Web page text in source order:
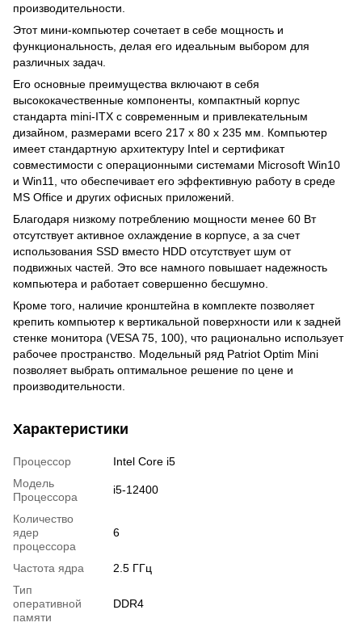
производительности.
Этот мини-компьютер сочетает в себе мощность и
функциональность, делая его идеальным выбором для
различных задач.
Его основные преимущества включают в себя
высококачественные компоненты, компактный корпус
стандарта mini-ITX с современным и привлекательным
дизайном, размерами всего 217 x 80 x 235 мм. Компьютер
имеет стандартную архитектуру Intel и сертификат
совместимости с операционными системами Microsoft Win10
и Win11, что обеспечивает его эффективную работу в среде
MS Office и других офисных приложений.
Благодаря низкому потреблению мощности менее 60 Вт
отсутствует активное охлаждение в корпусе, а за счет
использования SSD вместо HDD отсутствует шум от
подвижных частей. Это все намного повышает надежность
компьютера и работает совершенно бесшумно.
Кроме того, наличие кронштейна в комплекте позволяет
крепить компьютер к вертикальной поверхности или к задней
стенке монитора (VESA 75, 100), что рационально использует
рабочее пространство. Модельный ряд Patriot Optim Mini
позволяет выбрать оптимальное решение по цене и
производительности.
Характеристики
Процессор
Intel Core i5
Модель
Процессора
i5-12400
Количество
ядер
процессора
6
Частота ядра
2.5 ГГц
Тип
оперативной
памяти
DDR4